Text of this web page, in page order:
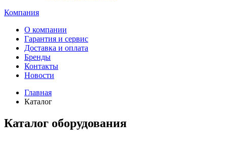
Компания
О компании
Гарантия и сервис
Доставка и оплата
Бренды
Контакты
Новости
Главная
Каталог
Каталог оборудования